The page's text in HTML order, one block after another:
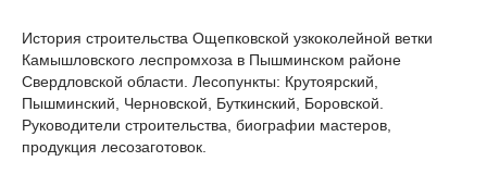
История строительства Ощепковской узкоколейной ветки
Камышловского леспромхоза в Пышминском районе
Свердловской области. Лесопункты: Крутоярский,
Пышминский, Черновской, Буткинский, Боровской.
Руководители строительства, биографии мастеров,
продукция лесозаготовок.